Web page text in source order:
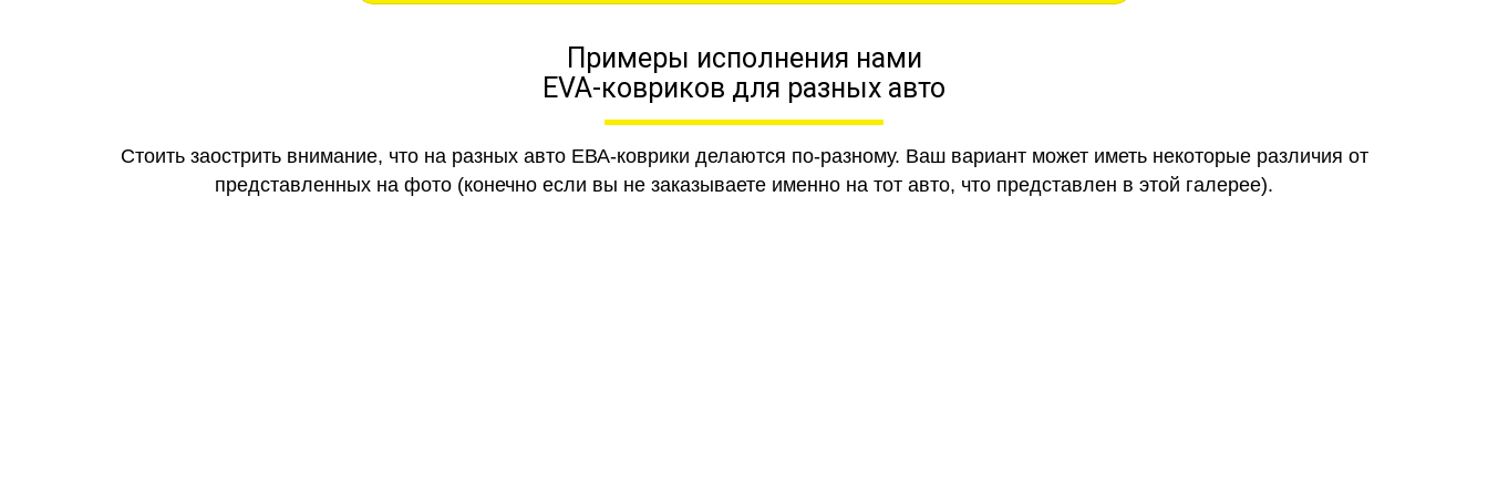
Примеры исполнения нами
EVA-ковриков для разных авто
Стоить заострить внимание, что на разных авто ЕВА-коврики делаются по-разному. Ваш вариант может иметь некоторые различия от
представленных на фото (конечно если вы не заказываете именно на тот авто, что представлен в этой галерее).